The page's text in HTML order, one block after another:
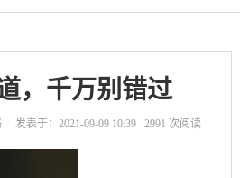
，千万别错过
发表于：2021-09-09 10:39 2991 次阅读